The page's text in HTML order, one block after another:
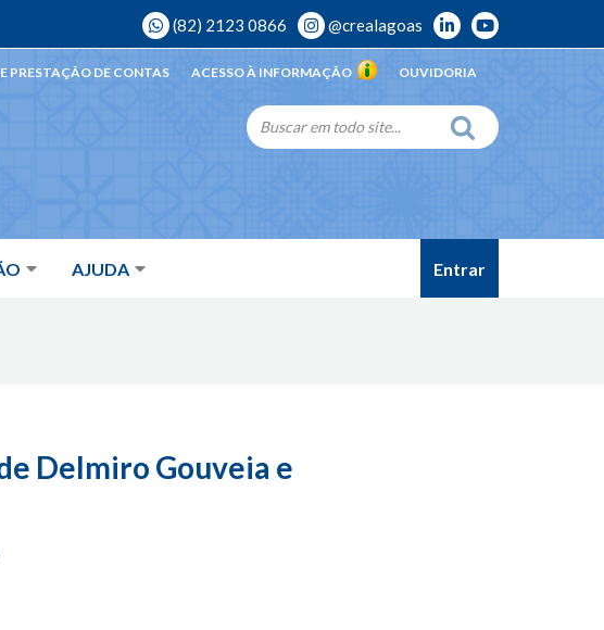
(82) 2123 0866 @crealagoas
AJUDA
OUVIDORIA
ACESSO À INFORMAÇÃO
PRESTAÇÃO DE CONTAS
Entrar
Delmiro Gouveia e